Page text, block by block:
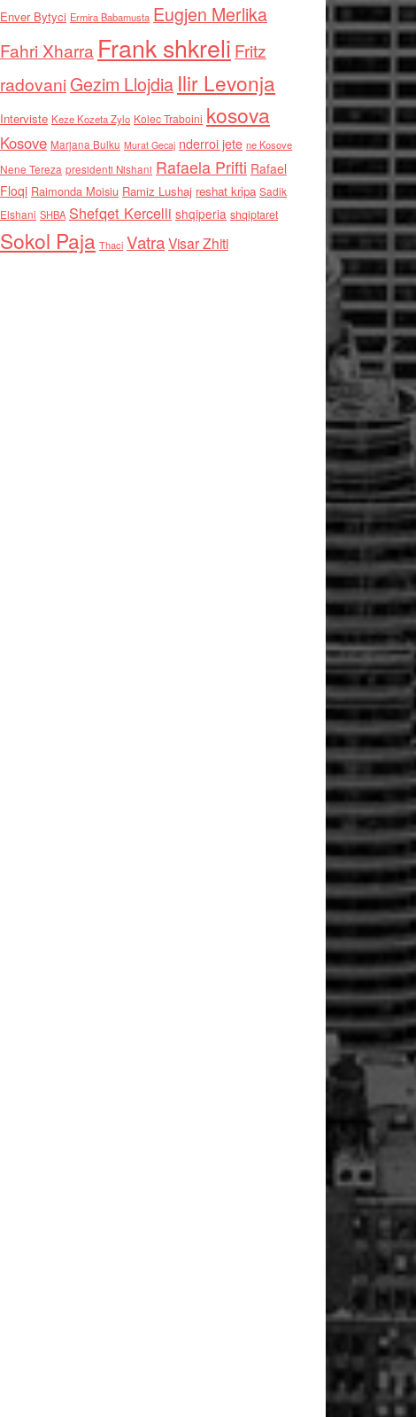
Enver Bytyci Ermira Babamusta Eugjen Merlika
Fahri Xharra Frank shkreli Fritz
radovaniGezim Llojdia Ilir Levonja
Interviste Keze Kozeta Zylo Kolec Traboini kosova
Kosove Marjana Bulku Murat Gecaj nderroi jete ne Kosove
Nene Tereza presidenti Nishani Rafaela Prifti Rafael
Floqi Raimonda Moisiu Ramiz Lushaj reshat kripa Sadik
Elshani SHBA Shefqet Kercelli shqiperia shqiptaret
Sokol Paja Thaci VatraVisar Zhiti